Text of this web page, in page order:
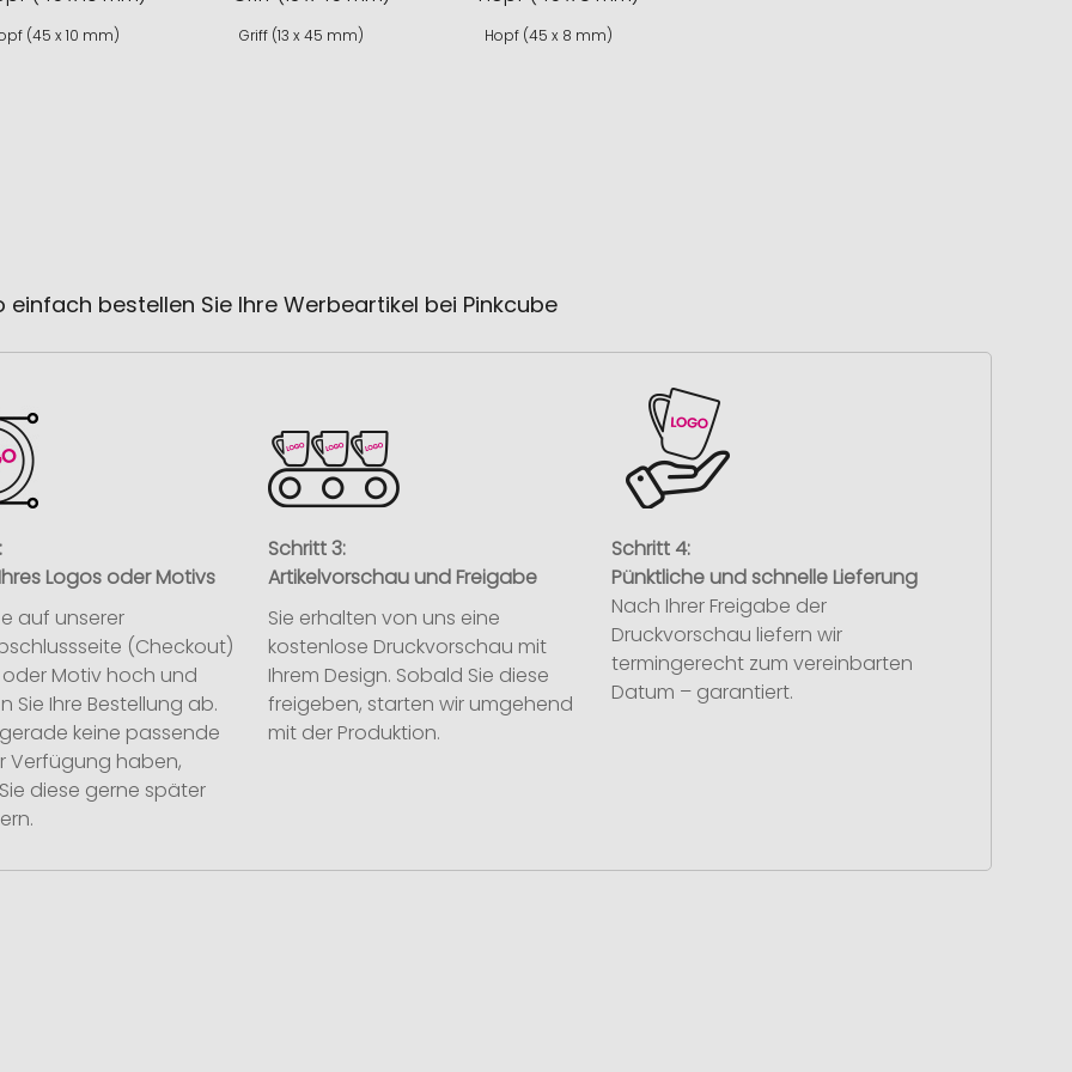
(45 x 10 mm) Griff (13 x 45 mm) Hopf (45 x 8 mm)
einfach bestellen Sie Ihre Werbeartikel bei Pinkcube
Logos oder Motivs
auf unserer
(Checkout)
oder Motiv hoch und
Sie Ihre Bestellung ab.
gerade keine passende
Verfügung haben,
diese gerne später
Schritt 3:
Artikelvorschau und Freigabe
Sie erhalten von uns eine
kostenlose Druckvorschau mit
Ihrem Design. Sobald Sie diese
freigeben, starten wir umgehend
mit der Produktion.
Schritt 4:
Pünktliche und schnelle Lieferung
Nach Ihrer Freigabe der
Druckvorschau liefern wir
termingerecht zum vereinbarten
Datum – garantiert.